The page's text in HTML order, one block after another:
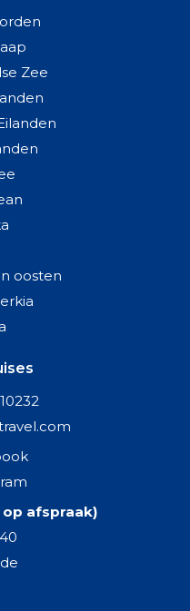
Zee
oosten
afspraak)